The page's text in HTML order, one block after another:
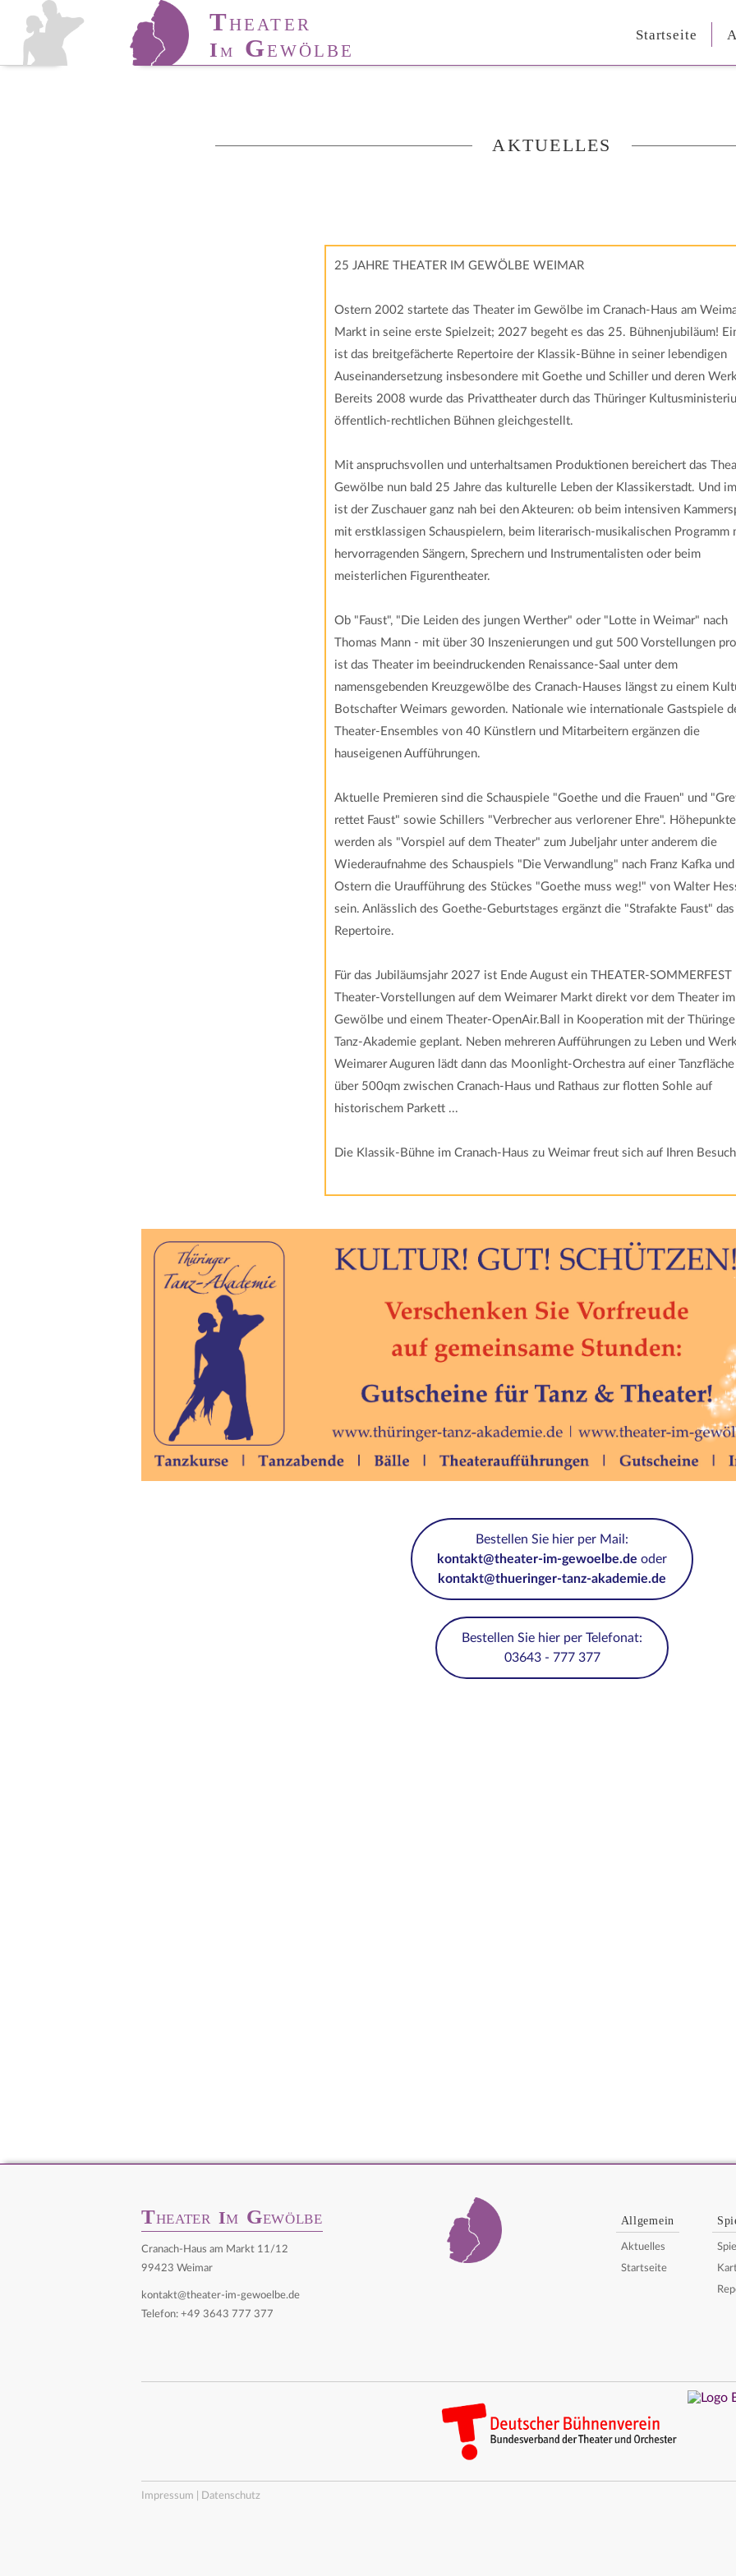
THÜRINGER
T ANZ- KADEMIE
THEATER
IM GEWÖLBE
Startseite
AKTUELLES
25 JAHRE THEATER IM GEWÖLBE WEIMAR
Ostern 2002 startete das Theater im Gewölbe im Cranach-Haus am
Markt in seine erste Spielzeit; 2027 begeht es das 25. Bühnenjubiläum!
ist das breitgefächerte Repertoire der Klassik-Bühne in seiner lebendigen
Auseinandersetzung insbesondere mit Goethe und Schiller und deren
Bereits 2008 wurde das Privattheater durch das Thüringer
öffentlich-rechtlichen Bühnen gleichgestellt.
Mit anspruchsvollen und unterhaltsamen Produktionen bereichert das
Gewölbe nun bald 25 Jahre das kulturelle Leben der Klassikerstadt. Und
ist der Zuschauer ganz nah bei den Akteuren: ob beim intensiven
mit erstklassigen Schauspielern, beim literarisch-musikalischen Programm
hervorragenden Sängern, Sprechern und Instrumentalisten oder beim
meisterlichen Figurentheater.
Ob "Faust", "Die Leiden des jungen Werther" oder "Lotte in Weimar" nach
Thomas Mann - mit über 30 Inszenierungen und gut 500 Vorstellungen
ist das Theater im beeindruckenden Renaissance-Saal unter dem
namensgebenden Kreuzgewölbe des Cranach-Hauses längst zu einem
Botschafter Weimars geworden. Nationale wie internationale Gastspiele
Theater-Ensembles von 40 Künstlern und Mitarbeitern ergänzen die
hauseigenen Aufführungen.
Aktuelle Premieren sind die Schauspiele "Goethe und die Frauen" und
rettet Faust" sowie Schillers "Verbrecher aus verlorener Ehre".
werden als "Vorspiel auf dem Theater" zum Jubeljahr unter anderem die
Wiederaufnahme des Schauspiels "Die Verwandlung" nach Franz Kafka
Ostern die Uraufführung des Stückes "Goethe muss weg!" von Walter
sein. Anlässlich des Goethe-Geburtstages ergänzt die "Strafakte Faust" das
Repertoire.
Für das Jubiläumsjahr 2027 ist Ende August ein THEATER-SOMMERFEST
Theater-Vorstellungen auf dem Weimarer Markt direkt vor dem Theater im
Gewölbe und einem Theater-OpenAir.Ball in Kooperation mit der
Tanz-Akademie geplant. Neben mehreren Aufführungen zu Leben und
Weimarer Auguren lädt dann das Moonlight-Orchestra auf einer
über 500qm zwischen Cranach-Haus und Rathaus zur flotten Sohle auf
historischem Parkett ...
Die Klassik-Bühne im Cranach-Haus zu Weimar freut sich auf Ihren
Bestellen Sie hier per Mail:
kontakt@theater-im-gewoelbe.de oder
kontakt@thueringer-tanz-akademie.de
Bestellen Sie hier per Telefonat:
03643 - 777 377
THEATER IM GEWÖLBE
Cranach-Haus am Markt 11/12
99423 Weimar
kontakt@theater-im-gewoelbe.de
Telefon: +49 3643 777 377
Allgemein
Aktuelles
Startseite
Impressum | Datenschutz